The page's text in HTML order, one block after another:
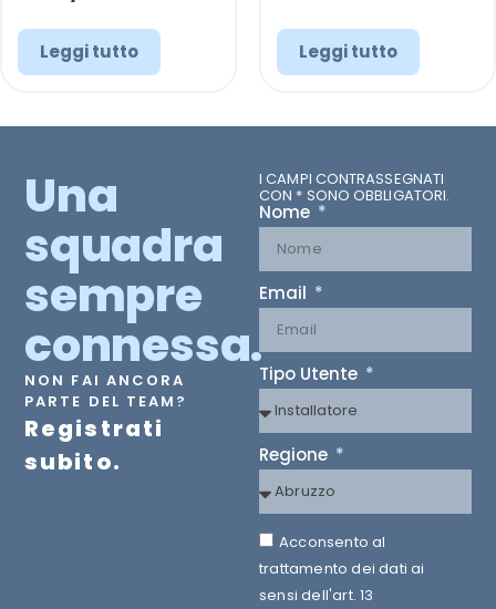
Leggi tutto Leggi tutto
Una
squadra
sempre
connessa.
NON FAI ANCORA
PARTE DEL TEAM?
Registrati
subito.
I CAMPI CONTRASSEGNATI
CON * SONO OBBLIGATORI.
Nome
Email
Tipo Utente
Regione
Acconsento al
trattamento dei dati ai
sensi dell'art. 13